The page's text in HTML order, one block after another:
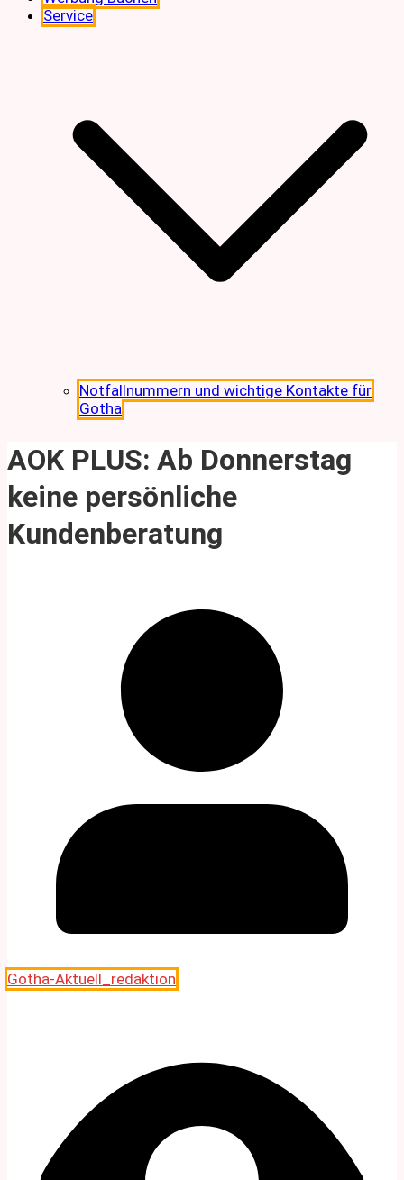
Service
Notfallnummern und wichtige Kontakte für
Gotha
AOK PLUS: Ab Donnerstag
keine persönliche
Kundenberatung
Gotha-Aktuell_redaktion